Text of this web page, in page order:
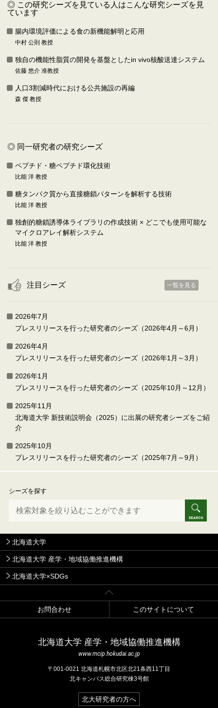
◎ この研究シーズを見ている人はこんな研究シーズを見
ています
腸内環境評価による食の新機能解明と応用
中村 公則 教授
独自の機能性脂質の開発を基盤としたin vivo核酸送達システム
佐藤 悠介 准教授
人口3割減時代における公共施設の再編
森 傑 教授
◎ 同一研究者の研究シーズ
ペプチド・糖ペプチド環化技術
比能 洋 教授
糖タンパク質から直接糖鎖パターンを解析する技術
比能 洋 教授
独創的糖鎖誘導体ライブラリの作成技術 × どこでも使用可能な
マイクロアレイ解析システム
比能 洋 教授
注目シーズ 一覧を見る
2026年7月
プレスリリースを行った研究者のシーズ（2026年4月～6月）
2026年4月
プレスリリースを行った研究者のシーズ（2026年1月～3月）
2026年1月
プレスリリースを行った研究者のシーズ（2025年10月～12月）
2025年11月
北海道大学 新技術説明会（2025）に出展の研究者シーズをご紹
介
2025年10月
プレスリリースを行った研究者のシーズ（2025年7月～9月）
シーズを探す
北海道大学
北海道大学 産学・地域協働推進機構
北海道大学×SDGs
北大研究者の方へ
お問合わせ このサイトについて
北海道⼤学 産学・地域協働推進機構
www.mcip.hokudai.ac.jp
〒001-0021 北海道札幌市北区北21条⻄11丁⽬
北キャンパス総合研究棟3号館